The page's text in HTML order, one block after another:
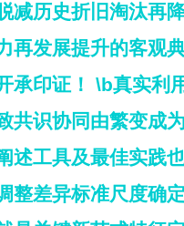
减历史折旧淘汰再
再发展提升的客观
承印证！ \b真实利
共识协同由繁变成
述工具及最佳实践
整差异标准尺度确